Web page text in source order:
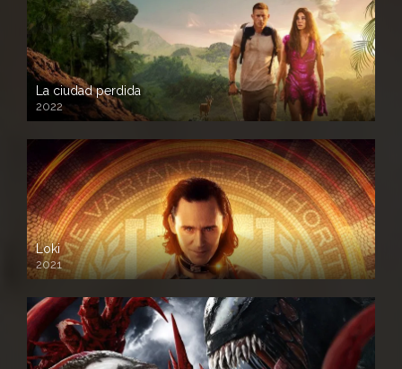
La ciudad perdida
2022
Loki
2021